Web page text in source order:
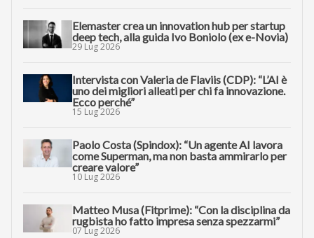
Elemaster crea un innovation hub per startup
deep tech, alla guida Ivo Boniolo (ex e-Novia)
29 Lug 2026
Intervista con Valeria de Flaviis (CDP): “L’AI è
uno dei migliori alleati per chi fa innovazione.
Ecco perché”
15 Lug 2026
Paolo Costa (Spindox): “Un agente AI lavora
come Superman, ma non basta ammirarlo per
creare valore”
10 Lug 2026
Matteo Musa (Fitprime): “Con la disciplina da
rugbista ho fatto impresa senza spezzarmi”
07 Lug 2026